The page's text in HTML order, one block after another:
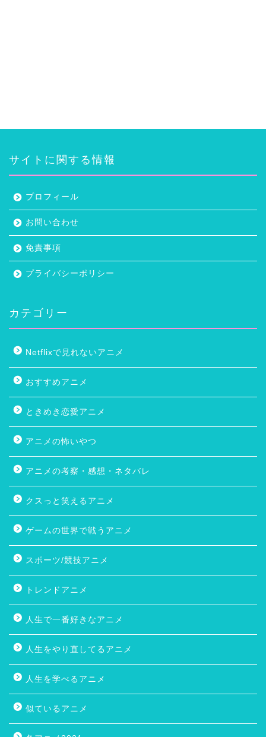
サイトに関する情報
プロフィール
お問い合わせ
免責事項
プライバシーポリシー
カテゴリー
Netflixで見れないアニメ
おすすめアニメ
ときめき恋愛アニメ
アニメの怖いやつ
アニメの考察・感想・ネタバレ
クスっと笑えるアニメ
ゲームの世界で戦うアニメ
スポーツ/競技アニメ
トレンドアニメ
人生で一番好きなアニメ
人生をやり直してるアニメ
人生を学べるアニメ
似ているアニメ